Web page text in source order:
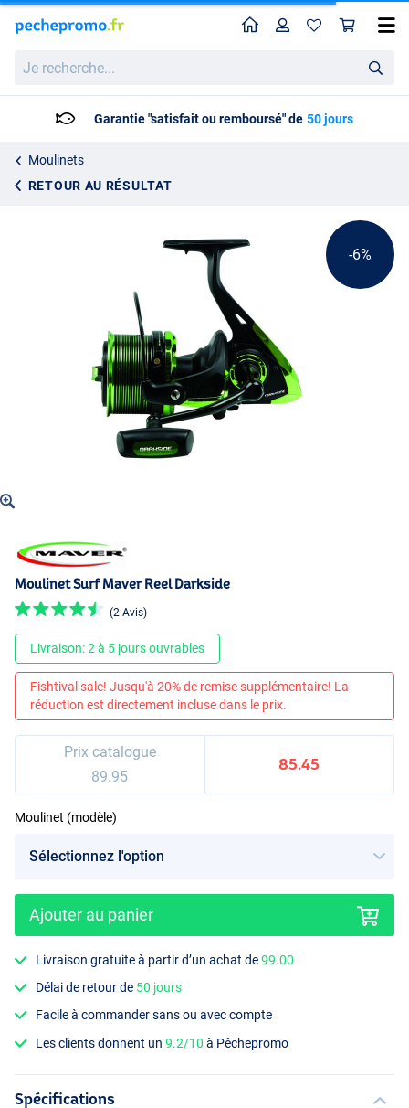
recherche...
HomeProfil
Garantie "satisfait ou remboursé" de 50 jours
Moulinets
RETOUR AU RÉSULTAT
Moulinet Surf Maver Reel Darkside
-6%
Moulinet Surf Maver Reel Darkside
(2 Avis)
Livraison: 2 à 5 jours ouvrables
Fishtival sale! Jusqu'à 20% de remise supplémentaire! La
réduction est directement incluse dans le prix.
Prix catalogue
89.95
85.45
Moulinet (modèle)
Ajouter au panier
Livraison gratuite à partir d’un achat de99.00
Délai de retour de 50 jours
Facile à commander sans ou avec compte
Les clients donnent un9.2/10 à Pêchepromo
Spécifications